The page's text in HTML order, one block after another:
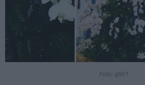
Fotó: qtkt1